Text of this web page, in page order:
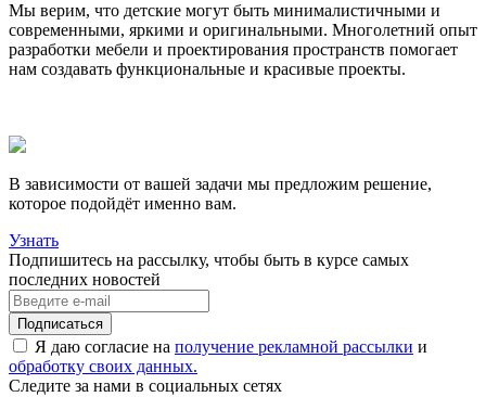
Мы верим, что детские могут быть минималистичными и
современными, яркими и оригинальными. Многолетний опыт
разработки мебели и проектирования пространств помогает
нам создавать функциональные и красивые проекты.
В зависимости от вашей задачи мы предложим решение,
которое подойдёт именно вам.
Узнать
Подпишитесь на рассылку, чтобы быть в курсе самых
последних новостей
Я даю согласие на получение рекламной рассылки и
обработку своих данных.
Следите за нами в социальных сетях